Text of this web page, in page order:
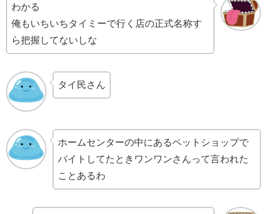
わかる
俺もいちいちタイミーで行く店の正式名称す
ら把握してないしな
タイ民さん
ホームセンターの中にあるペットショップで
バイトしてたときワンワンさんって言われた
ことあるわ